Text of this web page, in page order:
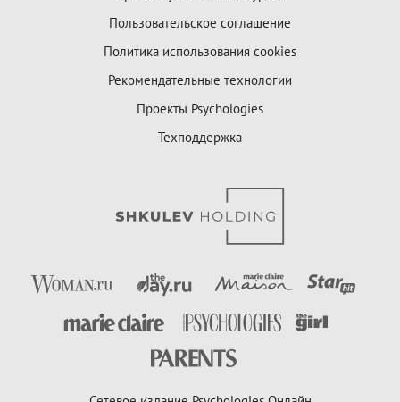
Пользовательское соглашение
Политика использования cookies
Рекомендательные технологии
Проекты Psychologies
Техподдержка